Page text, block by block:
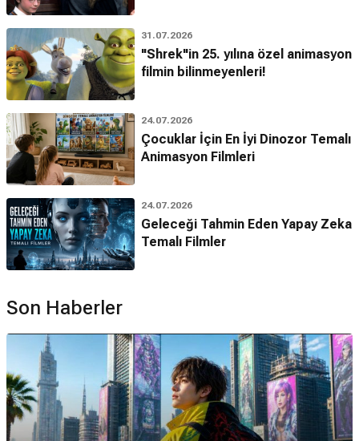
31.07.2026
"Shrek"in 25. yılına özel animasyon
filmin bilinmeyenleri!
24.07.2026
Çocuklar İçin En İyi Dinozor Temalı
Animasyon Filmleri
24.07.2026
Geleceği Tahmin Eden Yapay Zeka
Temalı Filmler
Son Haberler